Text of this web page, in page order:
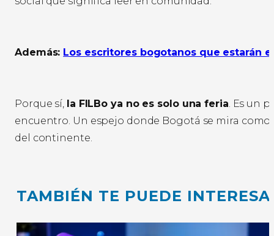
Además: Los escritores bogotanos que estarán
Porque sí, la FILBo ya no es solo una feria . Es un
encuentro. Un espejo donde Bogotá se mira
del continente.
TAMBIÉN TE PUEDE